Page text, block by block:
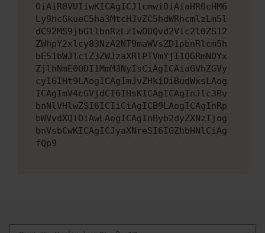
OiAiR0VUIiwKICAgICJ1cmwiOiAiaHR0cHM6
Ly9hcGkueC5ha3MtcHJvZC5hdWRhcmlzLm5l
dC92MS9jbGllbnRzLzIwODQvd2Vic2l0ZS12
ZWhpY2xlcy83NzA2NT9maWVsZD1pbnRlcm5h
bE51bWJlciZ3ZWJzaXRlPTVmYjI1OGRmNDYx
ZjlhNmE0ODI1MmM3NyIsCiAgICAiaGVhZGVy
cyI6IHt9LAogICAgImJvZHkiOiBudWxsLAog
ICAgImV4cGVjdCI6IHsKICAgICAgInJlc3Bv
bnNlVHlwZSI6ICIiCiAgICB9LAogICAgInRp
bWVvdXQiOiAwLAogICAgInByb2dyZXNzIjog
bnVsbCwKICAgICJyaXNreSI6IGZhbHNlCiAg
fQp9